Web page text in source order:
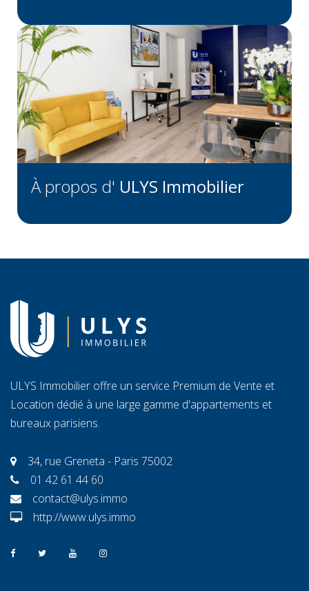
À propos d' ULYS Immobilier
ULYS Immobilier offre un service Premium de Vente et
Location dédié à une large gamme d'appartements et
bureaux parisiens.
34, rue Greneta - Paris 75002
01 42 61 44 60
contact@ulys.immo
http://www.ulys.immo